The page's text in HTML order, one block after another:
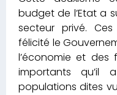
budget de l’Etat a
secteur privé.
félicité le
l’économie et des
importants
populations dites